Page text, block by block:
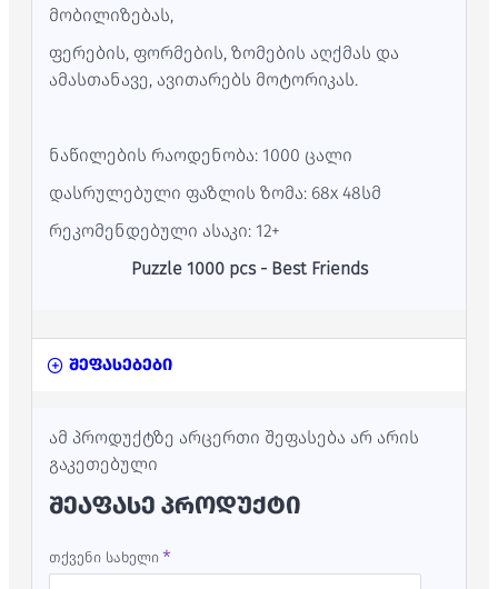
მობილიზებას,
ფერების, ფორმების, ზომების აღქმას და
ამასთანავე, ავითარებს მოტორიკას.
ნაწილების რაოდენობა: 1000 ცალი
დასრულებული ფაზლის ზომა: 68x 48სმ
რეკომენდებული ასაკი: 12+
Puzzle 1000 pcs - Best Friends
შეფასებები
ამ პროდუქტზე არცერთი შეფასება არ არის
გაკეთებული
ᲨᲔᲐᲤᲐᲡᲔ ᲞᲠᲝᲓᲣᲥᲢᲘ
თქვენი სახელი